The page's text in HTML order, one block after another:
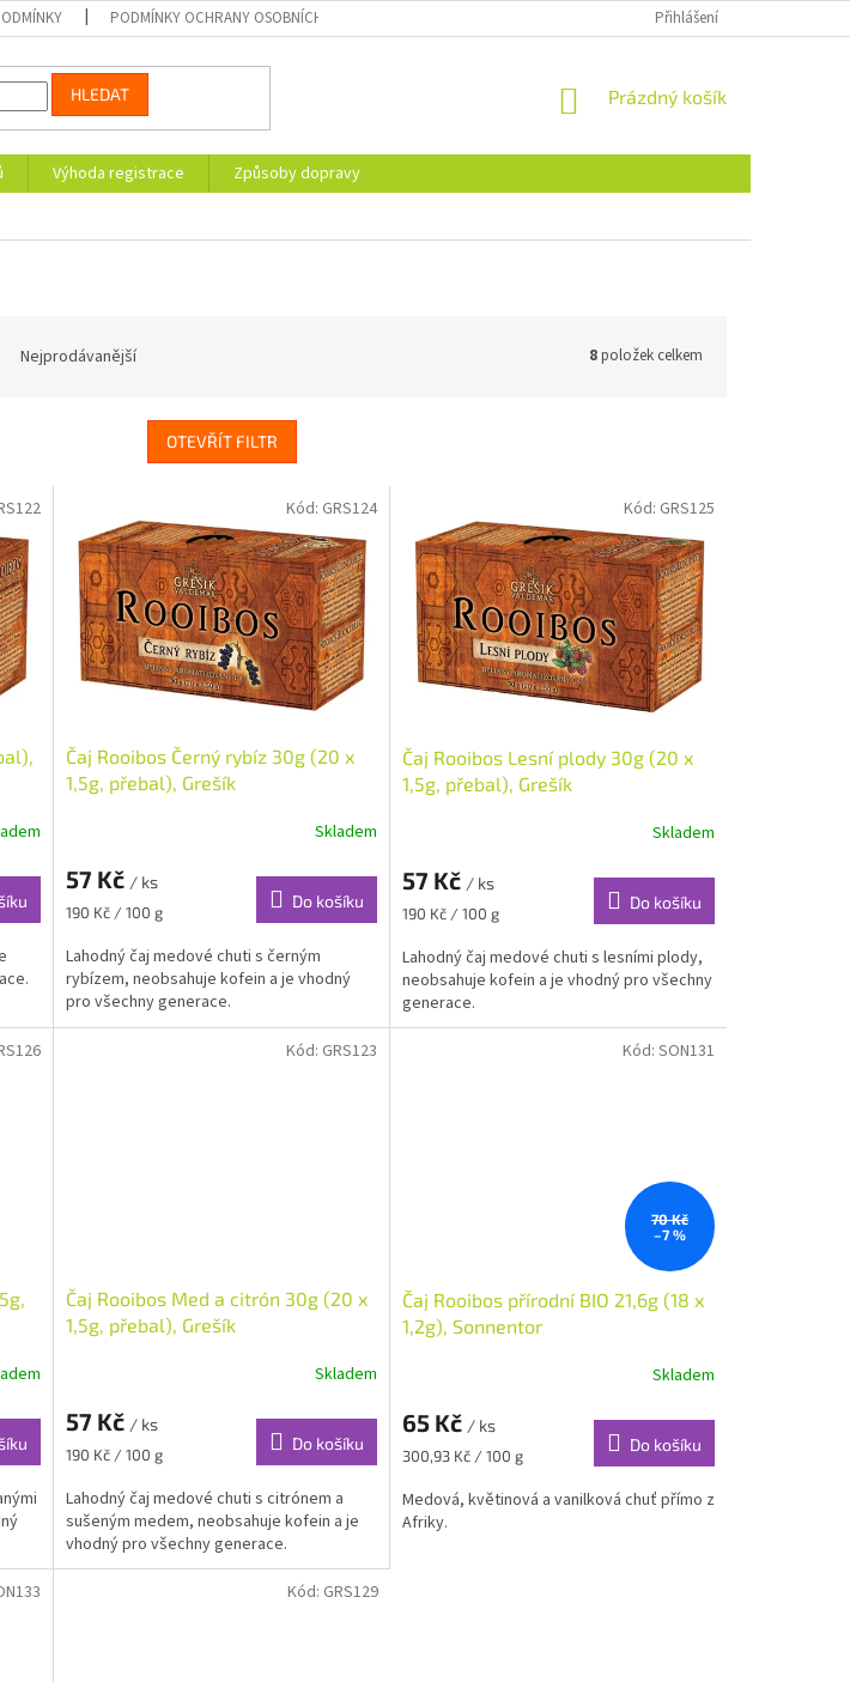
PODMÍNKY OCHRANY OSOBNÍCH ÚDAJŮ Přihlášení
HLEDAT
NÁKUPNÍ
Prázdný košík
Výhoda registrace
Způsoby dopravy
Nejprodávanější 8položek celkem
OTEVŘÍT FILTR
Čaj Rooibos Černý rybíz 30g (20 x
1,5g, přebal), Grešík
Skladem
57 Kč / ks
Měrná
190 Kč / 100 g
Do košíku
Lahodný čaj medové chuti s černým
rybízem, neobsahuje kofein a je vhodný
pro všechny generace.
Kód: GRS124
Čaj Rooibos Lesní plody 30g (20 x
1,5g, přebal), Grešík
Skladem
57 Kč / ks
Měrná
190 Kč / 100 g
Do košíku
Lahodný čaj medové chuti s lesními plody,
neobsahuje kofein a je vhodný pro všechny
generace.
Kód: GRS125
Čaj Rooibos Med a citrón 30g (20 x
1,5g, přebal), Grešík
Skladem
57 Kč / ks
Měrná
190 Kč / 100 g
Do košíku
Lahodný čaj medové chuti s citrónem a
sušeným medem, neobsahuje kofein a je
vhodný pro všechny generace.
Kód: GRS123
70 Kč
–7 %
Čaj Rooibos přírodní BIO 21,6g (18 x
1,2g), Sonnentor
Skladem
65 Kč / ks
Měrná
300,93 Kč / 100 g
Do košíku
Medová, květinová a vanilková chuť přímo z
Afriky.
Kód: SON131
Kód: GRS129